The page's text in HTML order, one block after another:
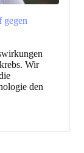
gegen
Wir
den